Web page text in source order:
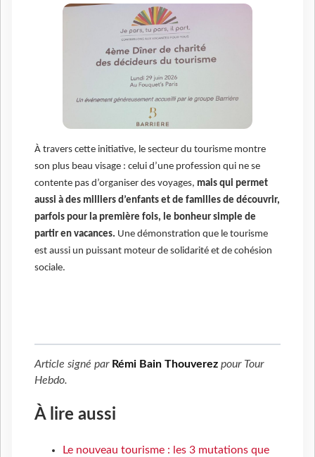
À travers cette initiative, le secteur du tourisme montre
son plus beau visage : celui d’une profession qui ne se
contente pas d’organiser des voyages, mais qui permet
aussi à des milliers d’enfants et de familles de découvrir,
parfois pour la première fois, le bonheur simple de
partir en vacances. Une démonstration que le tourisme
est aussi un puissant moteur de solidarité et de cohésion
sociale.
Article signé par Rémi Bain Thouverez pour Tour
Hebdo.
À lire aussi
Le nouveau tourisme : les 3 mutations que